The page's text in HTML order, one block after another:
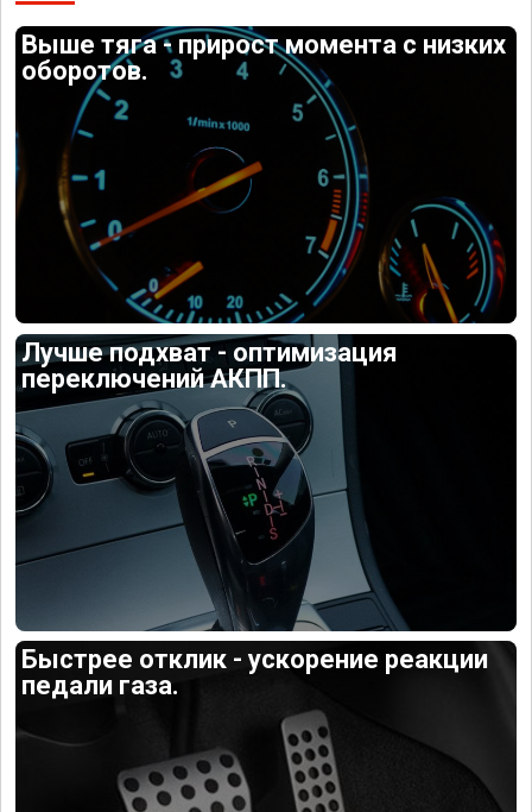
Выше тяга - прирост момента с низких
оборотов.
Лучше подхват - оптимизация
переключений АКПП.
Быстрее отклик - ускорение реакции
педали газа.